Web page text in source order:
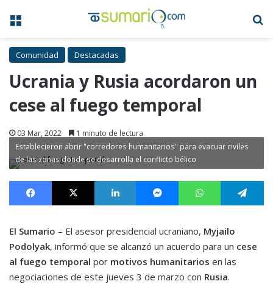
Menú
Comunidad Destacadas
Ucrania y Rusia acordaron un
cese al fuego temporal
03 Mar, 2022 1 minuto de lectura
Establecieron abrir "corredores humanitarios" para evacuar civiles
de las zonas donde se desarrolla el conflicto bélico
Facebook X LinkedIn MessengerWhatsApp
El Sumario – El asesor presidencial ucraniano, Myjailo
Podolyak, informó que se alcanzó un acuerdo para un cese
al fuego temporal por motivos humanitarios en las
negociaciones de este jueves 3 de marzo con Rusia.